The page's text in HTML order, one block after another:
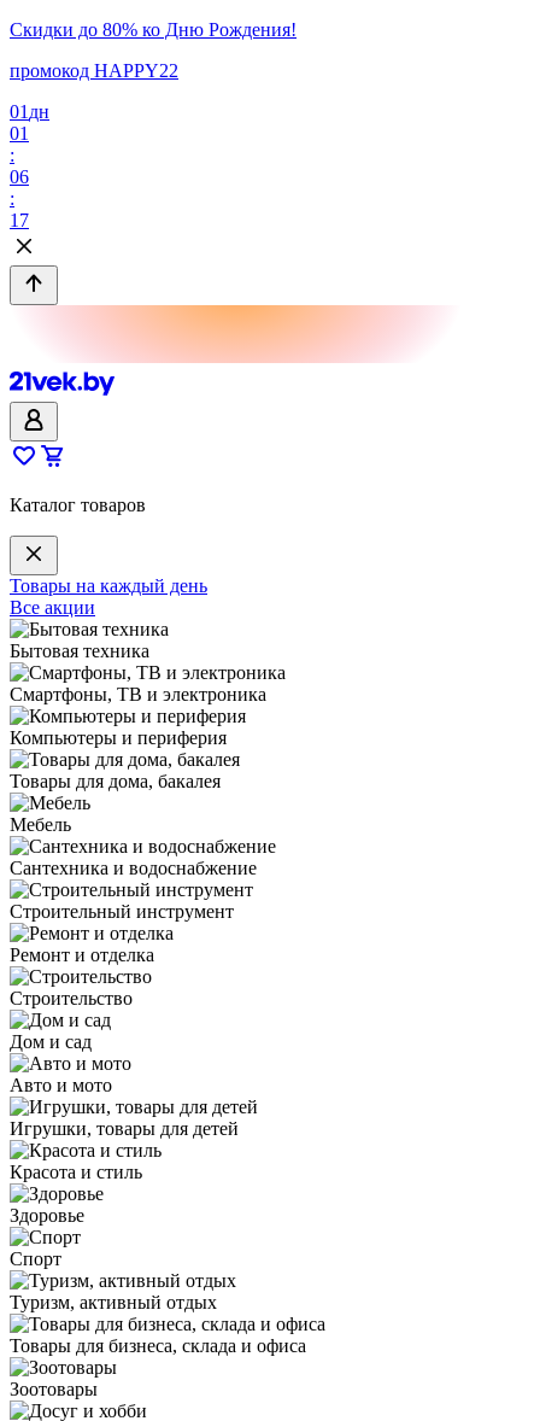
Скидки до 80% ко Дню Рождения!
промокод HAPPY22
01 дн
01
:
06
:
17
Каталог товаров
Товары на каждый день
Все акции
Бытовая техника
Смартфоны, ТВ и электроника
Компьютеры и периферия
Товары для дома, бакалея
Мебель
Сантехника и водоснабжение
Строительный инструмент
Ремонт и отделка
Строительство
Дом и сад
Авто и мото
Игрушки, товары для детей
Красота и стиль
Здоровье
Спорт
Туризм, активный отдых
Товары для бизнеса, склада и офиса
Зоотовары